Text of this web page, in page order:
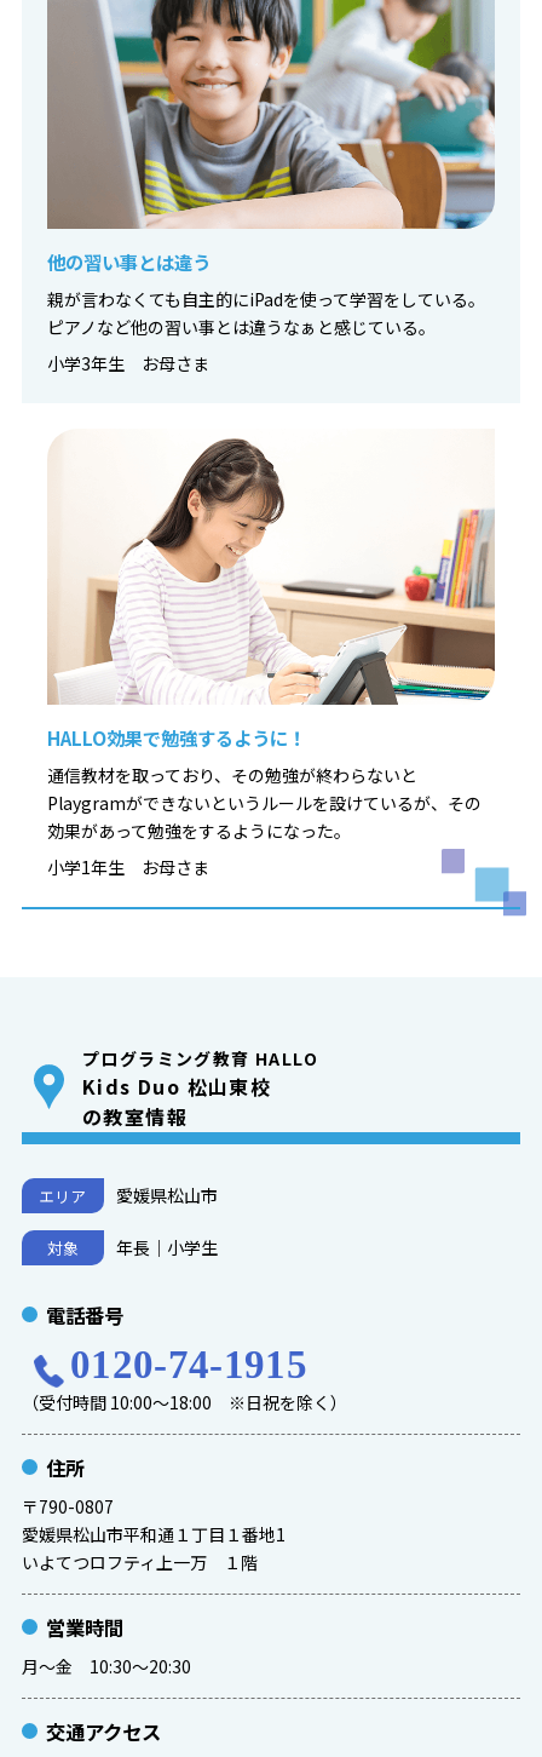
他の習い事とは違う
親が言わなくても自主的にiPadを使って学習をしている。
ピアノなど他の習い事とは違うなぁと感じている。
小学3年生 お母さま
HALLO効果で勉強するように！
通信教材を取っており、その勉強が終わらないと
Playgramができないというルールを設けているが、その
効果があって勉強をするようになった。
小学1年生 お母さま
プログラミング教育 HALLO
Kids Duo 松山東校
の教室情報
エリア 愛媛県松山市
対象 年長｜小学生
電話番号
0120-74-1915
（受付時間 10:00～18:00 ※日祝を除く）
住所
〒790-0807
愛媛県松山市平和通１丁目１番地1
いよてつロフティ上一万 １階
営業時間
月～金 10:30～20:30
交通アクセス